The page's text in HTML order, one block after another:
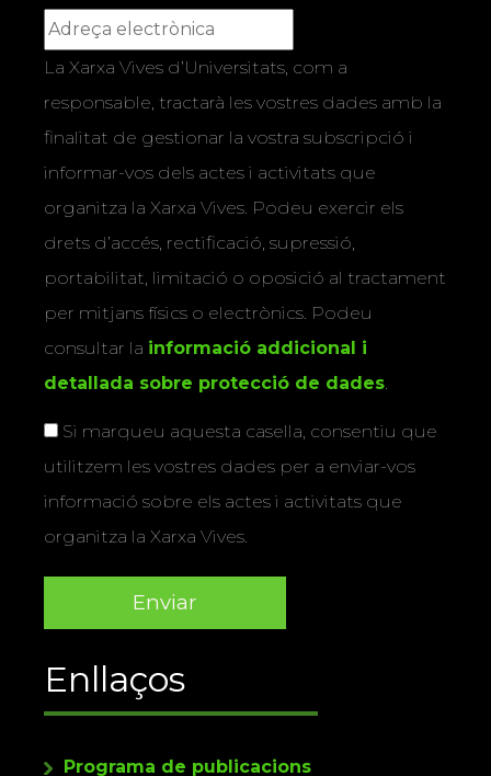
La Xarxa Vives d’Universitats, com a
responsable, tractarà les vostres dades amb la
finalitat de gestionar la vostra subscripció i
informar-vos dels actes i activitats que
organitza la Xarxa Vives. Podeu exercir els
drets d’accés, rectificació, supressió,
portabilitat, limitació o oposició al tractament
per mitjans físics o electrònics. Podeu
consultar la informació addicional i
detallada sobre protecció de dades.
Si marqueu aquesta casella, consentiu que
utilitzem les vostres dades per a enviar-vos
informació sobre els actes i activitats que
organitza la Xarxa Vives.
Enllaços
Programa de publicacions